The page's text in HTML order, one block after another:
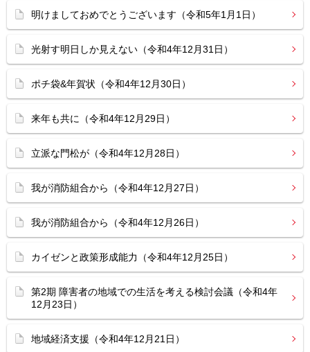
明けましておめでとうございます（令和5年1月1日）
光射す明日しか見えない（令和4年12月31日）
ポチ袋&年賀状（令和4年12月30日）
来年も共に（令和4年12月29日）
立派な門松が（令和4年12月28日）
我が消防組合から（令和4年12月27日）
我が消防組合から（令和4年12月26日）
カイゼンと政策形成能力（令和4年12月25日）
第2期 障害者の地域での生活を考える検討会議（令和4年
12月23日）
地域経済支援（令和4年12月21日）